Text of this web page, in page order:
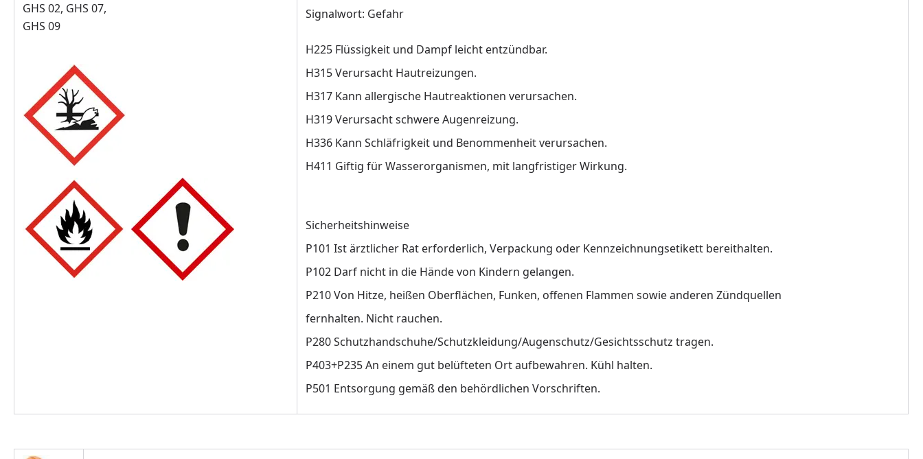
GHS 02, GHS 07,
GHS 09
Signalwort: Gefahr
H225 Flüssigkeit und Dampf leicht entzündbar.
H315 Verursacht Hautreizungen.
H317 Kann allergische Hautreaktionen verursachen.
H319 Verursacht schwere Augenreizung.
H336 Kann Schläfrigkeit und Benommenheit verursachen.
H411 Giftig für Wasserorganismen, mit langfristiger Wirkung.
Sicherheitshinweise
P101 Ist ärztlicher Rat erforderlich, Verpackung oder Kennzeichnungsetikett bereithalten.
P102 Darf nicht in die Hände von Kindern gelangen.
P210 Von Hitze, heißen Oberflächen, Funken, offenen Flammen sowie anderen Zündquellen
fernhalten. Nicht rauchen.
P280 Schutzhandschuhe/Schutzkleidung/Augenschutz/Gesichtsschutz tragen.
P403+P235 An einem gut belüfteten Ort aufbewahren. Kühl halten.
P501 Entsorgung gemäß den behördlichen Vorschriften.